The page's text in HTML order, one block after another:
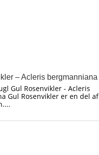
– Acleris bergmanniana
Gul Rosenvikler - Acleris
Gul Rosenvikler er en del af